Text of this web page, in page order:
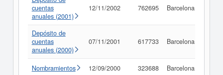
cuentas
anuales (2001)
12/11/2002 762695 Barcelona
Depósito de
cuentas
anuales (2000)
07/11/2001 617733 Barcelona
Nombramientos 12/09/2000 323688 Barcelona